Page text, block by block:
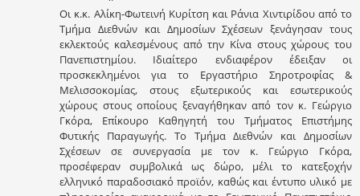
Οι κ.κ. Αλίκη-Φωτεινή Κυρίτση και Ράνια Χιντιρίδου από το
Τμήμα Διεθνών και Δημοσίων Σχέσεων ξενάγησαν τους
εκλεκτούς καλεσμένους από την Κίνα στους χώρους του
Πανεπιστημίου. Ιδιαίτερο ενδιαφέρον έδειξαν οι
προσκεκλημένοι για το Εργαστήριο Σηροτροφίας &
Μελισσοκομίας, στους εξωτερικούς και εσωτερικούς
χώρους στους οποίους ξεναγήθηκαν από τον κ. Γεώργιο
Γκόρα, Επίκουρο Καθηγητή του Τμήματος Επιστήμης
Φυτικής Παραγωγής. Το Τμήμα Διεθνών και Δημοσίων
Σχέσεων σε συνεργασία με τον κ. Γεώργιο Γκόρα,
προσέφεραν συμβολικά ως δώρο, μέλι το κατεξοχήν
ελληνικό παραδοσιακό προϊόν, καθώς και έντυπο υλικό με